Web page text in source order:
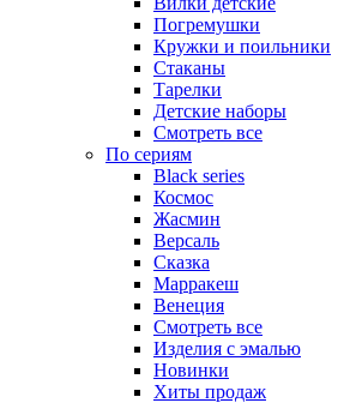
Погремушки
Кружки и поильники
Стаканы
Тарелки
Детские наборы
Смотреть все
По сериям
Black series
Космос
Жасмин
Версаль
Сказка
Марракеш
Венеция
Смотреть все
Изделия с эмалью
Новинки
Хиты продаж